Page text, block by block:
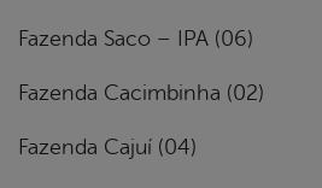
Fazenda Saco – IPA (06)
Fazenda Cacimbinha (02)
Fazenda Cajuí (04)